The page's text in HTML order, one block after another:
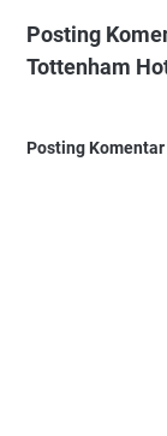
Posting
Tottenham
Posting Komentar